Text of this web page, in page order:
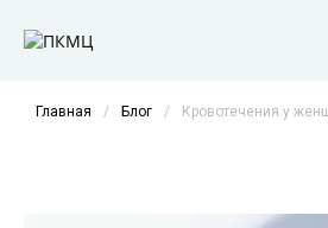
Главная / Блог / Кровотечения у